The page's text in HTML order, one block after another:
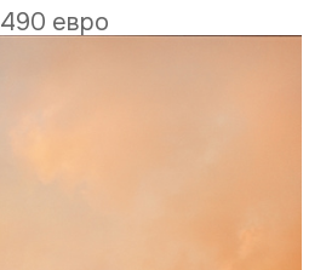
490 евро